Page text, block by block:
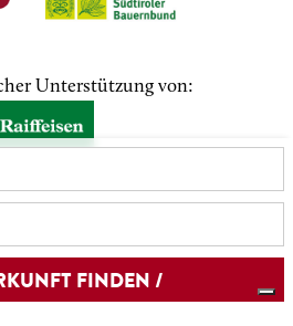
Unterstützung von: